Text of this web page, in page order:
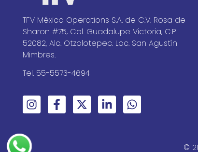
TFV México Operations S.A. de C.V. Rosa de
Sharon #75, Col. Guadalupe Victoria, C.P.
52082, Alc. Otzolotepec. Loc. San Agustín
Mimbres.
Tel. 55-5573-4694
©